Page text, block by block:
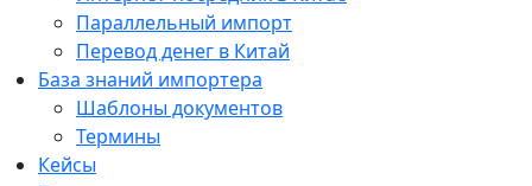
Параллельный импорт
Перевод денег в Китай
База знаний импортера
Шаблоны документов
Термины
Кейсы